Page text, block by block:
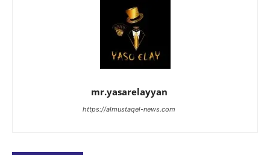
mr.yasarelayyan
https://almustaqel-news.com